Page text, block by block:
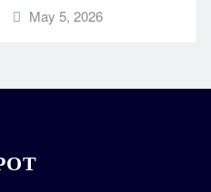
May 5, 2026